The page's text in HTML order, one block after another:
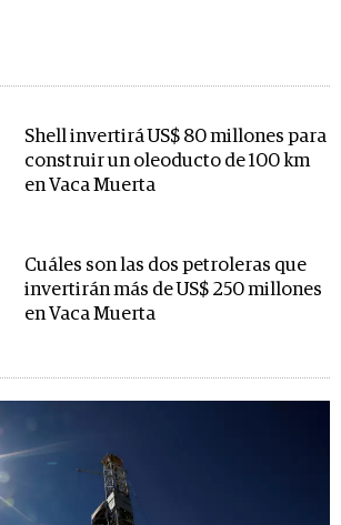
Shell invertirá US$ 80 millones para
construir un oleoducto de 100 km
en Vaca Muerta
Cuáles son las dos petroleras que
invertirán más de US$ 250 millones
en Vaca Muerta